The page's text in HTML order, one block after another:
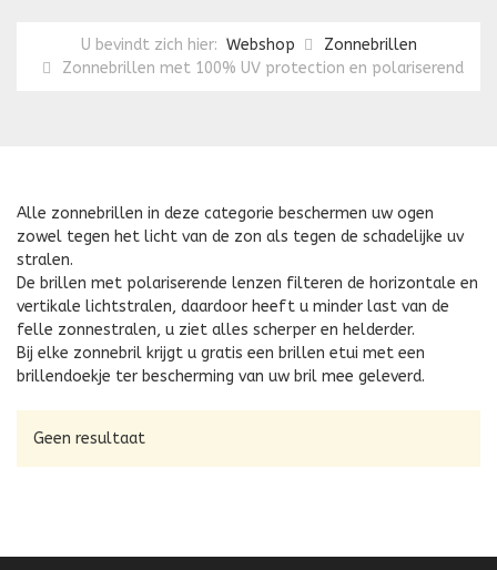
U bevindt zich hier: Webshop
Zonnebrillen
Zonnebrillen met 100% UV protection en polariserend
Alle zonnebrillen in deze categorie beschermen uw ogen
zowel tegen het licht van de zon als tegen de schadelijke uv
stralen.
De brillen met polariserende lenzen filteren de horizontale en
vertikale lichtstralen, daardoor heeft u minder last van de
felle zonnestralen, u ziet alles scherper en helderder.
Bij elke zonnebril krijgt u gratis een brillen etui met een
brillendoekje ter bescherming van uw bril mee geleverd.
Geen resultaat